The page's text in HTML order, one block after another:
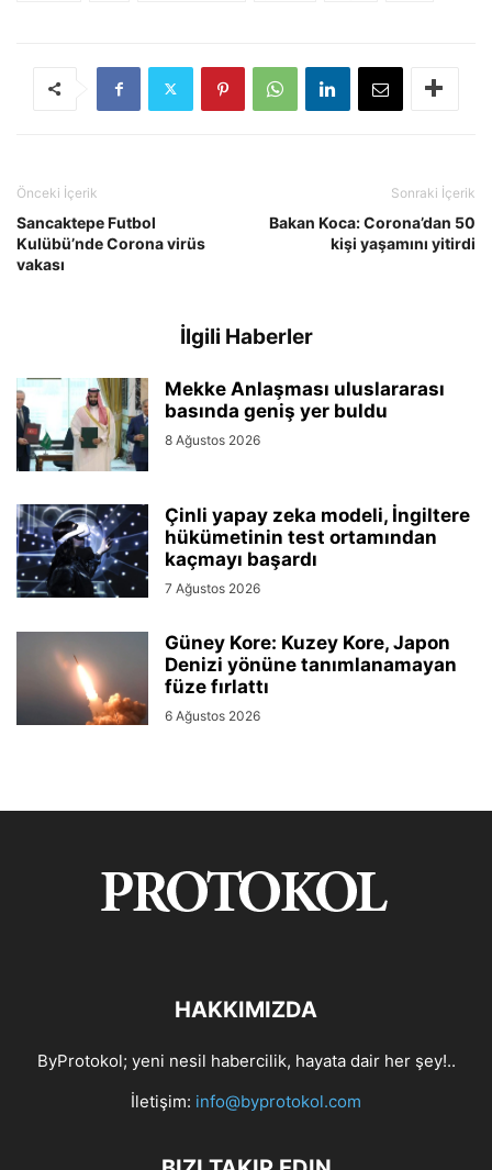
Önceki İçerik
Sancaktepe Futbol
Kulübü’nde Corona virüs
vakası
Sonraki İçerik
Bakan Koca: Corona’dan 50
kişi yaşamını yitirdi
İlgili Haberler
Mekke Anlaşması uluslararası
basında geniş yer buldu
8 Ağustos 2026
Çinli yapay zeka modeli, İngiltere
hükümetinin test ortamından
kaçmayı başardı
7 Ağustos 2026
Güney Kore: Kuzey Kore, Japon
Denizi yönüne tanımlanamayan
füze fırlattı
6 Ağustos 2026
HAKKIMIZDA
ByProtokol; yeni nesil habercilik, hayata dair her şey!..
İletişim: info@byprotokol.com